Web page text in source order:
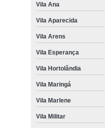
Vila Ana
Vila Aparecida
Vila Arens
Vila Esperança
Vila Hortolândia
Vila Maringá
Vila Marlene
Vila Militar